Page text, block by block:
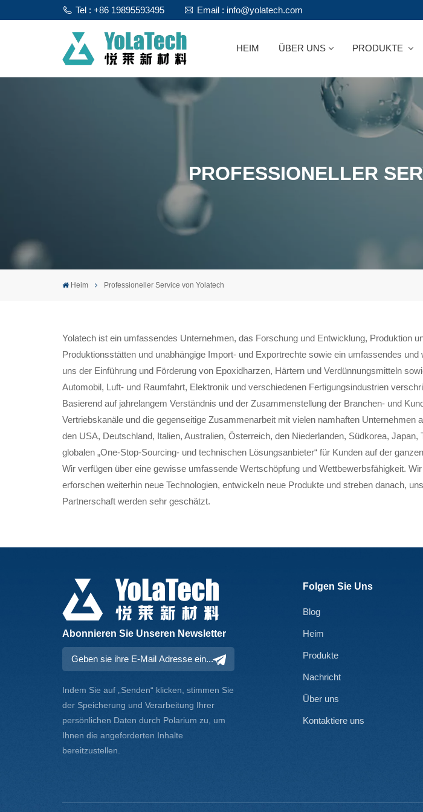
Tel : +86 19895593495 Email : info@yolatech.com
HEIM ÜBER UNS PRODUKTE
PROFESSIONELLER
Heim Professioneller Service von Yolatech
Yolatech ist ein umfassendes Unternehmen, das Forschung und Entwicklung, Produktion
Produktionsstätten und unabhängige Import- und Exportrechte sowie ein umfassendes
uns der Einführung und Förderung von Epoxidharzen, Härtern und Verdünnungsmitteln
Automobil, Luft- und Raumfahrt, Elektronik und verschiedenen Fertigungsindustrien
Basierend auf jahrelangem Verständnis und der Zusammenstellung der Branchen- und
Vertriebskanäle und die gegenseitige Zusammenarbeit mit vielen namhaften
den USA, Deutschland, Italien, Australien, Österreich, den Niederlanden, Südkorea,
globalen „One-Stop-Sourcing- und technischen Lösungsanbieter“ für Kunden auf der
Wir verfügen über eine gewisse umfassende Wertschöpfung und Wettbewerbsfähigkeit.
erforschen weiterhin neue Technologien, entwickeln neue Produkte und streben danach,
Partnerschaft werden sehr geschätzt.
Abonnieren Sie Unseren Newsletter
Indem Sie auf „Senden“ klicken, stimmen Sie
der Speicherung und Verarbeitung Ihrer
persönlichen Daten durch Polarium zu, um
Ihnen die angeforderten Inhalte
bereitzustellen.
Folgen Sie Uns
Blog
Heim
Produkte
Nachricht
Über uns
Kontaktiere uns